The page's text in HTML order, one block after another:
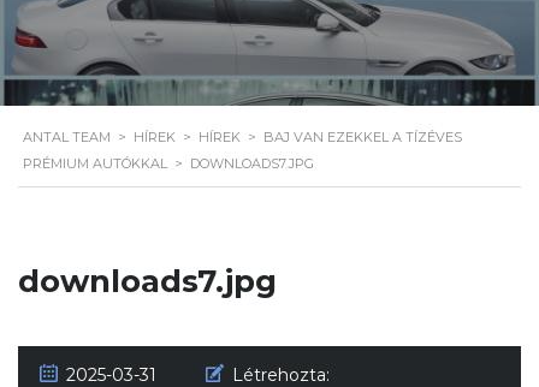
ANTAL TEAM > HÍREK > HÍREK > BAJ VAN EZEKKEL A TÍZÉVES
PRÉMIUM AUTÓKKAL > DOWNLOADS7.JPG
downloads7.jpg
2025-03-31
Létrehozta: